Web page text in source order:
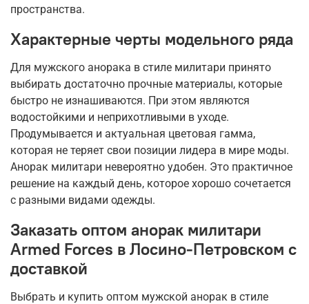
пространства.
Характерные черты модельного ряда
Для мужского анорака в стиле милитари принято
выбирать достаточно прочные материалы, которые
быстро не изнашиваются. При этом являются
водостойкими и неприхотливыми в уходе.
Продумывается и актуальная цветовая гамма,
которая не теряет свои позиции лидера в мире моды.
Анорак милитари невероятно удобен. Это практичное
решение на каждый день, которое хорошо сочетается
с разными видами одежды.
Заказать оптом анорак милитари
Armed Forces в Лосино-Петровском с
доставкой
Выбрать и купить оптом мужской анорак в стиле